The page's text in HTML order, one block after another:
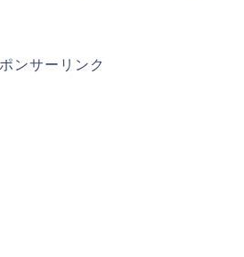
ンサーリンク